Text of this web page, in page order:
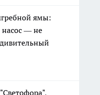
ямы:
насос — не